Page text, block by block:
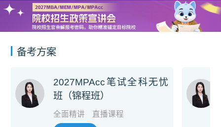
备考方案
2027MPAcc笔试全科无忧
班（锦程班）
全面精讲 直播课程